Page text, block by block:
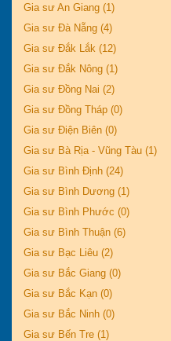
Gia sư An Giang (1)
Gia sư Đà Nẵng (4)
Gia sư Đắk Lắk (12)
Gia sư Đắk Nông (1)
Gia sư Đồng Nai (2)
Gia sư Đồng Tháp (0)
Gia sư Điện Biên (0)
Gia sư Bà Rịa - Vũng Tàu (1)
Gia sư Bình Định (24)
Gia sư Bình Dương (1)
Gia sư Bình Phước (0)
Gia sư Bình Thuận (6)
Gia sư Bạc Liêu (2)
Gia sư Bắc Giang (0)
Gia sư Bắc Kạn (0)
Gia sư Bắc Ninh (0)
Gia sư Bến Tre (1)